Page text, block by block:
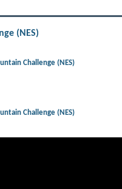
(NES)
Challenge (NES)
Challenge (NES)